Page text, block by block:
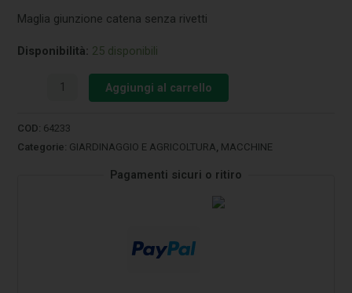
Maglia giunzione catena senza rivetti
Disponibilità: 25 disponibili
Aggiungi al carrello
COD: 64233
Categorie: GIARDINAGGIO E AGRICOLTURA MACCHINE
Pagamenti sicuri o ritiro